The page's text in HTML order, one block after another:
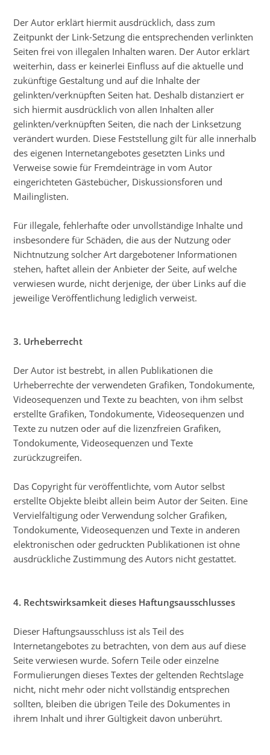
Der Autor erklärt hiermit ausdrücklich, dass zum
Zeitpunkt der Link-Setzung die entsprechenden verlinkten
Seiten frei von illegalen Inhalten waren. Der Autor erklärt
weiterhin, dass er keinerlei Einfluss auf die aktuelle und
zukünftige Gestaltung und auf die Inhalte der
gelinkten/verknüpften Seiten hat. Deshalb distanziert er
sich hiermit ausdrücklich von allen Inhalten aller
gelinkten/verknüpften Seiten, die nach der Linksetzung
verändert wurden. Diese Feststellung gilt für alle innerhalb
des eigenen Internetangebotes gesetzten Links und
Verweise sowie für Fremdeinträge in vom Autor
eingerichteten Gästebücher, Diskussionsforen und
Mailinglisten.
Für illegale, fehlerhafte oder unvollständige Inhalte und
insbesondere für Schäden, die aus der Nutzung oder
Nichtnutzung solcher Art dargebotener Informationen
stehen, haftet allein der Anbieter der Seite, auf welche
verwiesen wurde, nicht derjenige, der über Links auf die
jeweilige Veröffentlichung lediglich verweist.
3. Urheberrecht
Der Autor ist bestrebt, in allen Publikationen die
Urheberrechte der verwendeten Grafiken, Tondokumente,
Videosequenzen und Texte zu beachten, von ihm selbst
erstellte Grafiken, Tondokumente, Videosequenzen und
Texte zu nutzen oder auf die lizenzfreien Grafiken,
Tondokumente, Videosequenzen und Texte
zurückzugreifen.
Das Copyright für veröffentlichte, vom Autor selbst
erstellte Objekte bleibt allein beim Autor der Seiten. Eine
Vervielfältigung oder Verwendung solcher Grafiken,
Tondokumente, Videosequenzen und Texte in anderen
elektronischen oder gedruckten Publikationen ist ohne
ausdrückliche Zustimmung des Autors nicht gestattet.
4. Rechtswirksamkeit dieses Haftungsausschlusses
Dieser Haftungsausschluss ist als Teil des
Internetangebotes zu betrachten, von dem aus auf diese
Seite verwiesen wurde. Sofern Teile oder einzelne
Formulierungen dieses Textes der geltenden Rechtslage
nicht, nicht mehr oder nicht vollständig entsprechen
sollten, bleiben die übrigen Teile des Dokumentes in
ihrem Inhalt und ihrer Gültigkeit davon unberührt.